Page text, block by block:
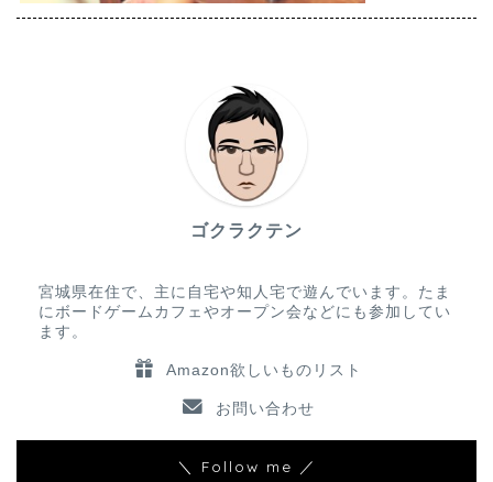
ゴクラクテン
宮城県在住で、主に自宅や知人宅で遊んでいます。たま
にボードゲームカフェやオープン会などにも参加してい
ます。
Amazon欲しいものリスト
お問い合わせ
＼ Follow me ／